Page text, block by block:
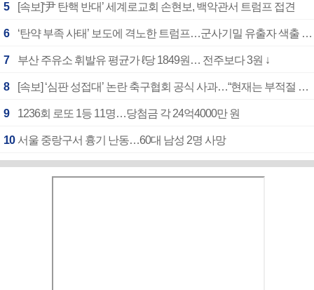
5 [속보]‘尹 탄핵 반대’ 세계로교회 손현보, 백악관서 트럼프 접견
6 ‘탄약 부족 사태’ 보도에 격노한 트럼프…군사기밀 유출자 색출 지시
7 부산 주유소 휘발유 평균가 ℓ당 1849원… 전주보다 3원 ↓
8 [속보] ‘심판 성접대’ 논란 축구협회 공식 사과…“현재는 부적절 행위 없어”
9 1236회 로또 1등 11명…당첨금 각 24억4000만 원
10 서울 중랑구서 흉기 난동…60대 남성 2명 사망